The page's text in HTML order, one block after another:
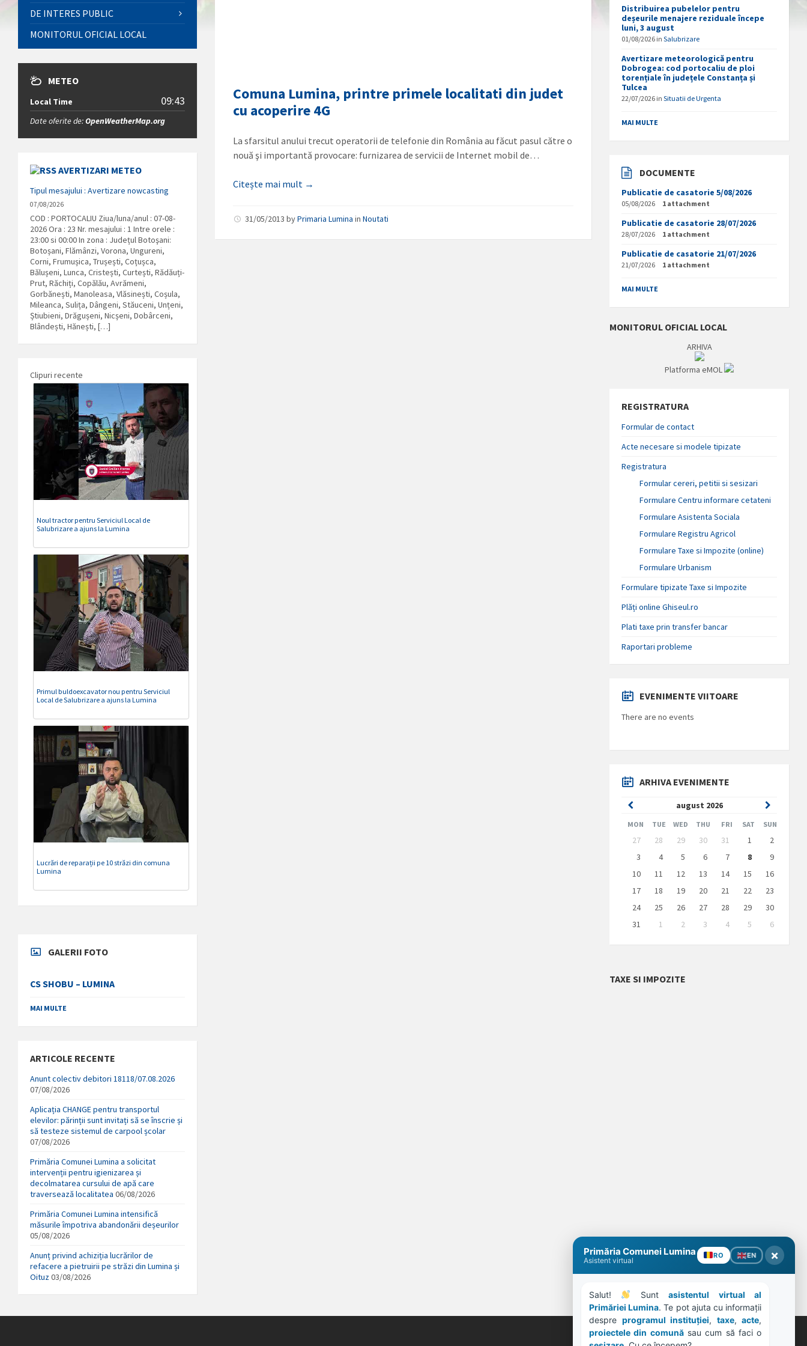
Comuna Lumina, printre primele localitati din judet
cu acoperire 4G
La sfarsitul anului trecut operatorii de telefonie din România au făcut pasul către o
nouă şi importantă provocare: furnizarea de servicii de Internet mobil de…
Citește mai mult →
31/05/2013byPrimaria Lumina inNoutati
DE INTERES PUBLIC
MONITORUL OFICIAL LOCAL
METEO
Local Time 09:43
Date oferite de:OpenWeatherMap.org
AVERTIZARI METEO
Tipul mesajului : Avertizare nowcasting
07/08/2026
COD : PORTOCALIU Ziua/luna/anul : 07-08-
2026 Ora : 23 Nr. mesajului : 1 Intre orele :
23:00 si 00:00 In zona : Județul Botoşani:
Botoșani, Flămânzi, Vorona, Ungureni,
Corni, Frumușica, Trușești, Coțușca,
Bălușeni, Lunca, Cristești, Curtești, Rădăuți-
Prut, Răchiți, Copălău, Avrămeni,
Gorbănești, Manoleasa, Vlăsinești, Coșula,
Mileanca, Sulița, Dângeni, Stăuceni, Unțeni,
Știubieni, Drăgușeni, Nicșeni, Dobârceni,
Blândești, Hănești, […]
Clipuri recente
Noul tractor pentru Serviciul Local de
Salubrizare a ajuns la Lumina
Primul buldoexcavator nou pentru Serviciul
Local de Salubrizare a ajuns la Lumina
Lucrări de reparații pe 10 străzi din comuna
Lumina
GALERII FOTO
CS SHOBU – LUMINA
MAI MULTE
ARTICOLE RECENTE
Anunt colectiv debitori 18118/07.08.2026
07/08/2026
Aplicația CHANGE pentru transportul
elevilor: părinții sunt invitați să se înscrie și
să testeze sistemul de carpool școlar
07/08/2026
Primăria Comunei Lumina a solicitat
intervenții pentru igienizarea și
decolmatarea cursului de apă care
traversează localitatea 06/08/2026
Primăria Comunei Lumina intensifică
măsurile împotriva abandonării deșeurilor
05/08/2026
Anunț privind achiziția lucrărilor de
refacere a pietruirii pe străzi din Lumina și
Oituz 03/08/2026
Distribuirea pubelelor pentru
deșeurile menajere reziduale începe
luni, 3 august
01/08/2026 inSalubrizare
Avertizare meteorologică pentru
Dobrogea: cod portocaliu de ploi
torențiale în județele Constanța și
Tulcea
22/07/2026 inSituatii de Urgenta
MAI MULTE
DOCUMENTE
Publicatie de casatorie 5/08/2026
05/08/2026 1 attachment
Publicatie de casatorie 28/07/2026
28/07/2026 1 attachment
Publicatie de casatorie 21/07/2026
21/07/2026 1 attachment
MAI MULTE
MONITORUL OFICIAL LOCAL
ARHIVA
Platforma eMOL
REGISTRATURA
Formular de contact
Acte necesare si modele tipizate
Registratura
Formular cereri, petitii si sesizari
Formulare Centru informare cetateni
Formulare Asistenta Sociala
Formulare Registru Agricol
Formulare Taxe si Impozite (online)
Formulare Urbanism
Formulare tipizate Taxe si Impozite
Plăți online Ghiseul.ro
Plati taxe prin transfer bancar
Raportari probleme
EVENIMENTE VIITOARE
There are no events
ARHIVA EVENIMENTE
august 2026
Previous
Month
Next
Month
MON TUE WED THU FRI SAT SUN
Skip
calendar
days
27 28 29 30 31 1
2
3
4 5 6 7 8
9
10
11 12 13 14 15
16
17
18 19 20 21 22
23
24
25 26 27 28 29
30
31
1 2 3 4 5
6
to
TAXE SI IMPOZITE
Primăria Comunei Lumina
Asistent virtual
RO EN ×
Salut! Sunt asistentul virtual al
Primăriei Lumina. Te pot ajuta cu informații
despre programul instituției, taxe, acte
proiectele din comună
sau cum să faci o